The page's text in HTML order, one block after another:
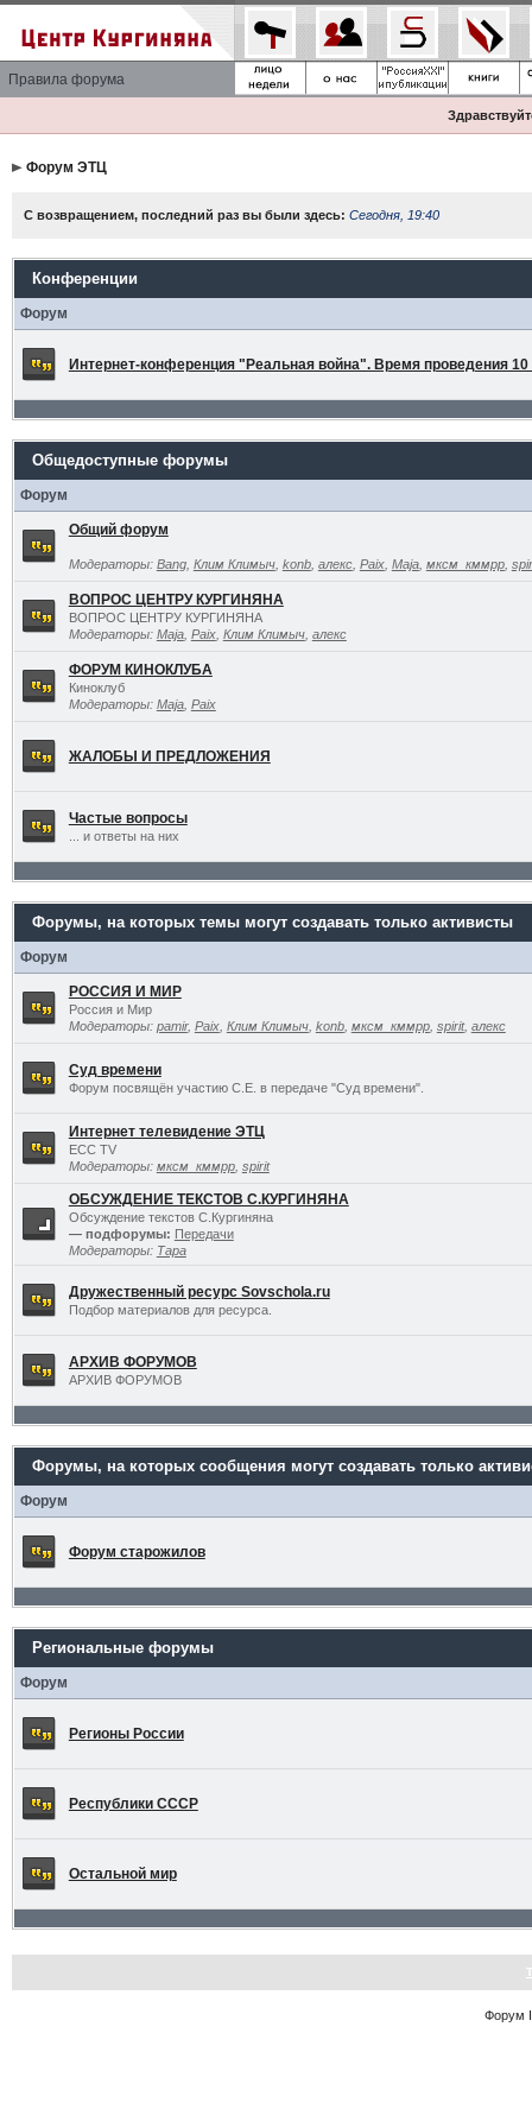
Правила форума
Форум ЭТЦ
С возвращением, последний раз вы были здесь: Сегодня, 19:40
Конференции
Форум
Интернет-конференция "Реальная война". Время проведения 10
Общедоступные форумы
Форум
Общий форум
Модераторы: Bang, Клим Климыч, konb, алекс, Paix, Maja, мксм_кммрр,
ВОПРОС ЦЕНТРУ КУРГИНЯНА
ВОПРОС ЦЕНТРУ КУРГИНЯНА
Модераторы: Maja, Paix, Клим Климыч, алекс
ФОРУМ КИНОКЛУБА
Киноклуб
Модераторы: Maja, Paix
ЖАЛОБЫ И ПРЕДЛОЖЕНИЯ
Частые вопросы
... и ответы на них
Форумы, на которых темы могут создавать только активисты
Форум
РОССИЯ И МИР
Россия и Мир
Модераторы: pamir, Paix, Клим Климыч, konb, мксм_кммрр, spirit, алекс
Суд времени
Форум посвящён участию С.Е. в передаче "Суд времени".
Интернет телевидение ЭТЦ
ECC TV
Модераторы: мксм_кммрр, spirit
ОБСУЖДЕНИЕ ТЕКСТОВ С.КУРГИНЯНА
Обсуждение текстов С.Кургиняна
— подфорумы: Передачи
Модераторы: Тара
Дружественный ресурс Sovschola.ru
Подбор материалов для ресурса.
АРХИВ ФОРУМОВ
АРХИВ ФОРУМОВ
Форумы, на которых сообщения могут создавать только
Форум
Форум старожилов
Региональные форумы
Форум
Регионы России
Республики СССР
Остальной мир
Форум